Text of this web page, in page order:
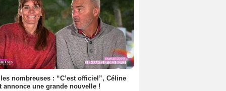
nombreuses : “C’est officiel”, Céline
annonce une grande nouvelle !